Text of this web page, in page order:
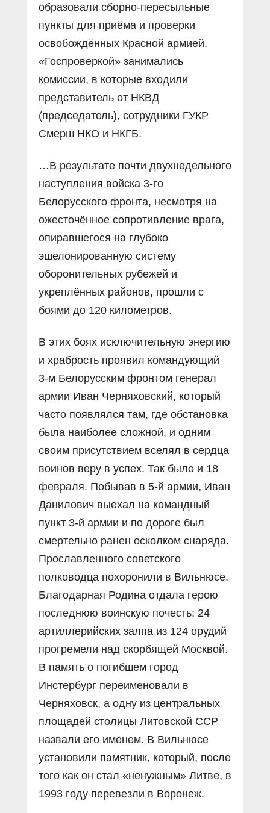
образовали сборно-пересыльные
пункты для приёма и проверки
освобождённых Красной армией.
«Госпроверкой» занимались
комиссии, в которые входили
представитель от НКВД
(председатель), сотрудники ГУКР
Смерш НКО и НКГБ.
…В результате почти двухнедельного
наступления войска 3-го
Белорусского фронта, несмотря на
ожесточённое сопротивление врага,
опиравшегося на глубоко
эшелонированную систему
оборонительных рубежей и
укреплённых районов, прошли с
боями до 120 километров.
В этих боях исключительную энергию
и храбрость проявил командующий
3-м Белорусским фронтом генерал
армии Иван Черняховский, который
часто появлялся там, где обстановка
была наиболее сложной, и одним
своим присутствием вселял в сердца
воинов веру в успех. Так было и 18
февраля. Побывав в 5-й армии, Иван
Данилович выехал на командный
пункт 3-й армии и по дороге был
смертельно ранен осколком снаряда.
Прославленного советского
полководца похоронили в Вильнюсе.
Благодарная Родина отдала герою
последнюю воинскую почесть: 24
артиллерийских залпа из 124 орудий
прогремели над скорбящей Москвой.
В память о погибшем город
Инстербург переименовали в
Черняховск, а одну из центральных
площадей столицы Литовской ССР
назвали его именем. В Вильнюсе
установили памятник, который, после
того как он стал «ненужным» Литве, в
1993 году перевезли в Воронеж.